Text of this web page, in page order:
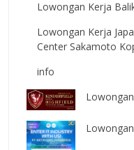
Lowongan Kerja
Lowongan Kerja
Center Sakamoto
info